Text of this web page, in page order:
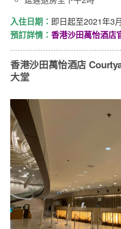
入住日期： 即日起至2021年3
預訂詳情： 香港沙田萬怡酒店
香港沙田萬怡酒店
大堂